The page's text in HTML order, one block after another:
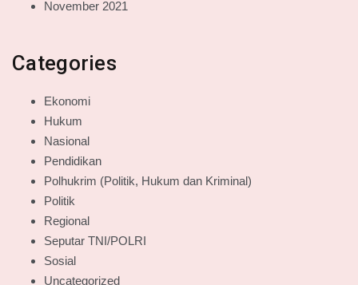
November 2021
Categories
Ekonomi
Hukum
Nasional
Pendidikan
Polhukrim (Politik, Hukum dan Kriminal)
Politik
Regional
Seputar TNI/POLRI
Sosial
Uncategorized